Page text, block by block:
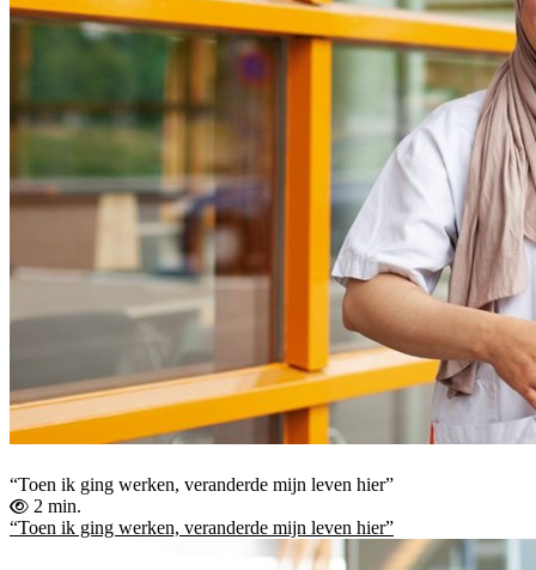
“Toen ik ging werken, veranderde mijn leven hier”
2 min.
“Toen ik ging werken, veranderde mijn leven hier”